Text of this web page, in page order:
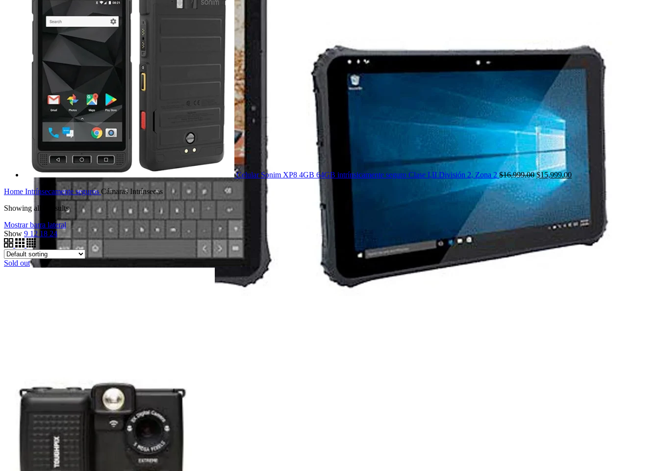
Escáner
Zebra
Honeywell
RFDI
SISTEMA OPERATIVO
Android
OTROS
Celular Sonim XP8 4GB 64GB intrínsicamente seguro Clase I,II División 2, Zona 2$16,999.00 $15,999.00
Home Intrínsecamente seguros Cámaras Intrínsecas
Showing all 4 results
Mostrar barra lateral
Show 9 12 18 24
Sold out